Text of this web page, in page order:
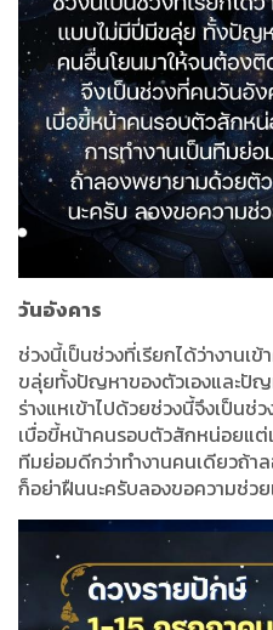
วันอังคาร
ช่วงนี้เป็นช่วงที่เรียกได้ว่างานเ
ขลุ่ยทั้งปัญหาของตัวเองและปั
ร่างแหเข้าไปด้วยช่วงนี้จึงเป็นช่
เบื่อขี้หน้าคนรอบตัวสักหน่อยแต่เ
ทีมย่อมดีกว่าทำงานคนเดียวถ้า
ก็อย่าฝืนนะครับลองขอความช่ว